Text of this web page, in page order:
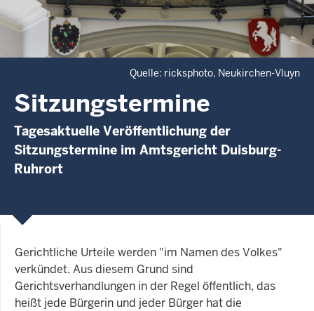
Quelle: ricksphoto, Neukirchen-Vluyn
Sitzungstermine
Tagesaktuelle Veröffentlichung der
Sitzungstermine im Amtsgericht Duisburg-
Ruhrort
Gerichtliche Urteile werden "im Namen des Volkes"
verkündet. Aus diesem Grund sind
Gerichtsverhandlungen in der Regel öffentlich, das
heißt jede Bürgerin und jeder Bürger hat die